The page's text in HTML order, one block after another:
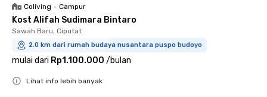
Coliving • Campur
Kost Alifah Sudimara Bintaro
Sawah Baru, Ciputat
2.0 km dari rumah budaya nusantara puspo budoyo
mulai dari Rp1.100.000 /bulan
Lihat info lebih banyak